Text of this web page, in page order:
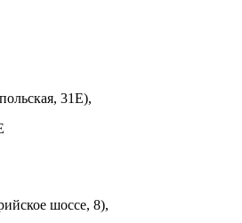
31Е),
шоссе, 8),